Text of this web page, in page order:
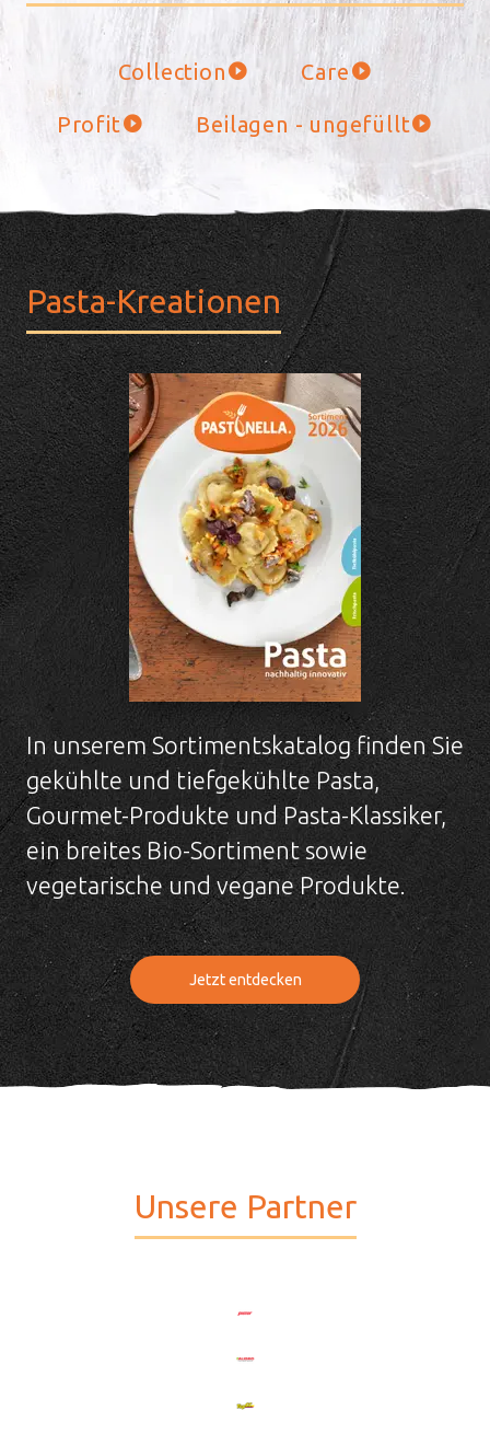
Collection Care
Profit Beilagen - ungefüllt
Pasta-Kreationen
In unserem Sortimentskatalog finden Sie
gekühlte und tiefgekühlte Pasta,
Gourmet-Produkte und Pasta-Klassiker,
ein breites Bio-Sortiment sowie
vegetarische und vegane Produkte.
Jetzt entdecken
Unsere Partner